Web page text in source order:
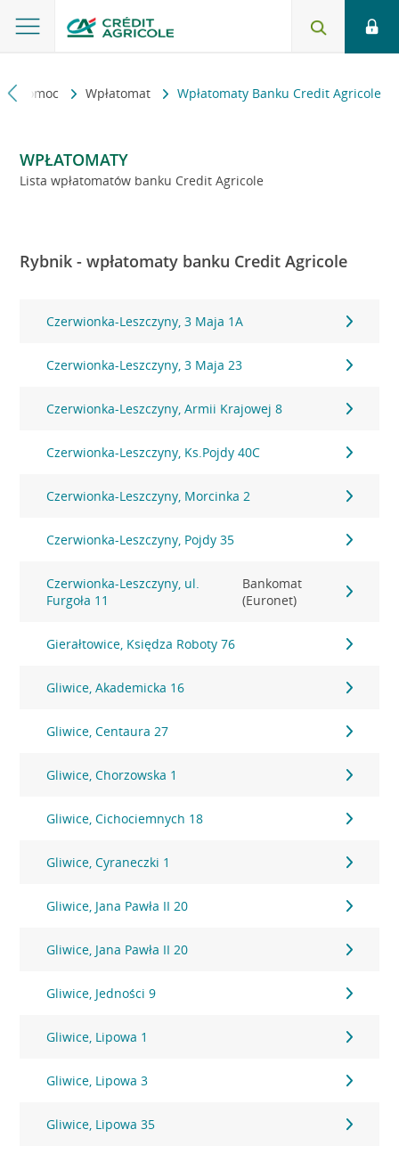
i pomoc Wpłatomat Wpłatomaty Banku Credit Agricole
WPŁATOMATY
Lista wpłatomatów banku Credit Agricole
Rybnik - wpłatomaty banku Credit Agricole
Czerwionka-Leszczyny, 3 Maja 1A
Czerwionka-Leszczyny, 3 Maja 23
Czerwionka-Leszczyny, Armii Krajowej 8
Czerwionka-Leszczyny, Ks.Pojdy 40C
Czerwionka-Leszczyny, Morcinka 2
Czerwionka-Leszczyny, Pojdy 35
Czerwionka-Leszczyny, ul.
Furgoła 11
Bankomat
(Euronet)
Gierałtowice, Księdza Roboty 76
Gliwice, Akademicka 16
Gliwice, Centaura 27
Gliwice, Chorzowska 1
Gliwice, Cichociemnych 18
Gliwice, Cyraneczki 1
Gliwice, Jana Pawła II 20
Gliwice, Jana Pawła II 20
Gliwice, Jedności 9
Gliwice, Lipowa 1
Gliwice, Lipowa 3
Gliwice, Lipowa 35